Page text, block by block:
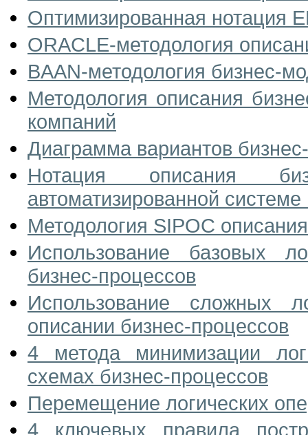
Оптимизированная нотация
ORACLE-методология
BAAN-методология бизнес-
Методология описания
компаний
Диаграмма вариантов
Нотация описания
автоматизированной системе
Методология SIPOC
Использование базовых
бизнес-процессов
Использование сложных
описании бизнес-процессов
4 метода минимизации
схемах бизнес-процессов
Перемещение логических
4 ключевых правила